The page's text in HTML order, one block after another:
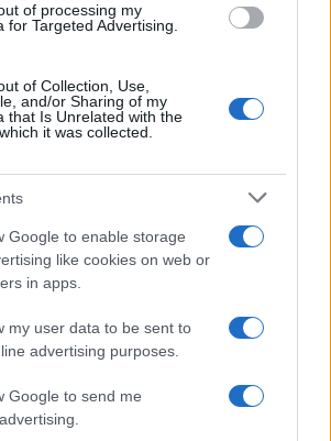
of processing my
for Targeted Advertising.
of Collection, Use,
and/or Sharing of my
that Is Unrelated with the
it was collected.
Google to enable storage
like cookies on web or
in apps.
my user data to be sent to
advertising purposes.
Google to send me
prisluhnili tudi
dijakinji 2. letnika
Konservatorija
Maribor, kjer je njen glavni predmet
deset let. Pred tem je obiskovala
razredov klavirja. Neža je že
tekmovanjih, med drugim je lani
klavirskem tekmovanju v Radljah ob